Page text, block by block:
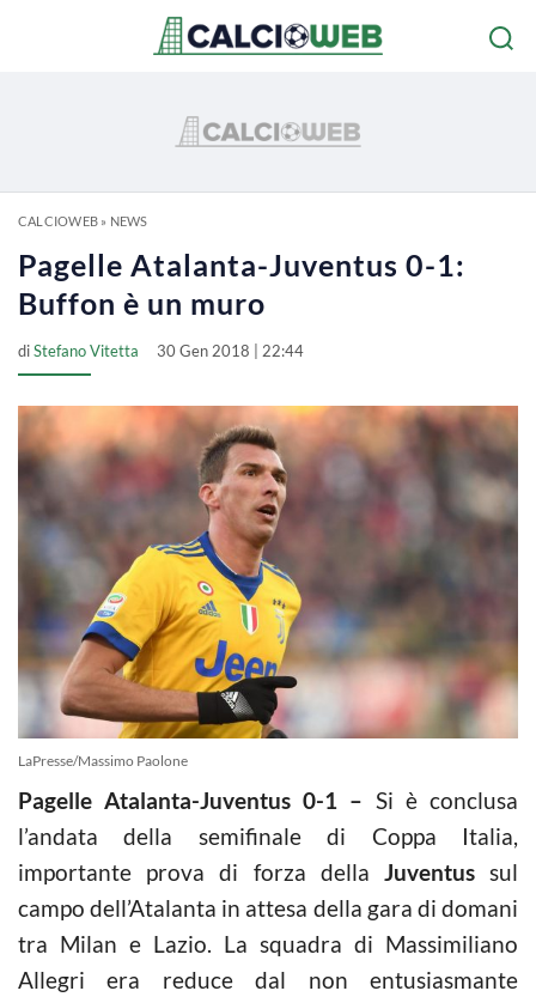
CALCIOWEB» NEWS
Pagelle Atalanta-Juventus 0-1:
Buffon è un muro
diStefano Vitetta 30 Gen 2018 | 22:44
LaPresse/Massimo Paolone
Pagelle Atalanta-Juventus 0-1 – Si è conclusa
l’andata della semifinale di Coppa Italia,
importante prova di forza della Juventussul
campo dell’Atalanta in attesa della gara di domani
tra Milan e Lazio. La squadra di Massimiliano
Allegri era reduce dal non entusiasmante